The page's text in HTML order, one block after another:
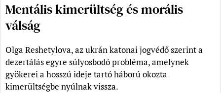
Mentális kimerültség és morális
válság
Olga Reshetylova, az ukrán katonai jogvédő szerint a
dezertálás egyre súlyosbodó probléma, amelynek
gyökerei a hosszú ideje tartó háború okozta
kimerültségbe nyúlnak vissza.